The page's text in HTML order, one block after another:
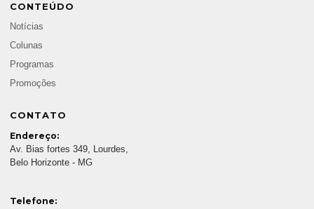
CONTEÚDO
Notícias
Colunas
Programas
Promoções
CONTATO
Endereço:
Av. Bias fortes 349, Lourdes,
Belo Horizonte - MG
Telefone: